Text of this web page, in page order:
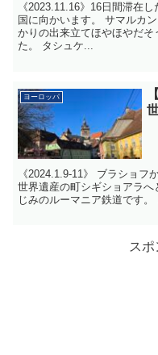
《2023.11.16》16日間滞在
国に向かいます。 サマルカ
かりの出来立てほやほやだ
た。 タシュケ...
ヨーロッパ
《2024.1.9-11》 ブラショフ
世界遺産の町シギショアラ
じみのルーマニア鉄道です
スポ